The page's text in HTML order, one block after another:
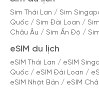
Sim Thái Lan / Sim
Quốc / Sim Đài Loan /
Châu Âu / Sim Ấn Độ /
eSIM du lịch
eSIM Thái Lan / eSIM
Quốc / eSIM Đài Loan /
eSIM Nhật Bản / eSIM